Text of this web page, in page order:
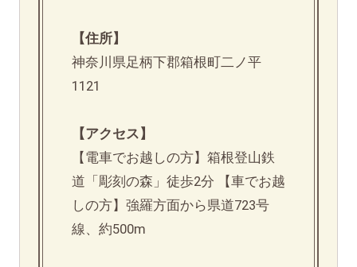
【住所】
神奈川県足柄下郡箱根町二ノ平
1121
【アクセス】
【電車でお越しの方】箱根登山鉄
道「彫刻の森」徒歩2分 【車でお越
しの方】強羅方面から県道723号
線、約500m